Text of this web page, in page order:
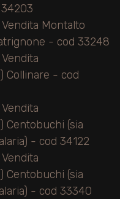
Montalto
- cod 33248
Collinare - cod
Centobuchi (sia
- cod 34122
Centobuchi (sia
- cod 33340